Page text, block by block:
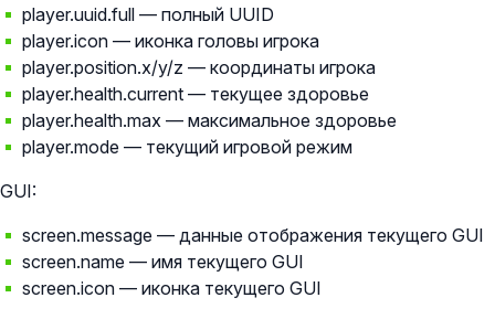
player.uuid.full — полный UUID
player.icon — иконка головы игрока
player.position.x/y/z — координаты игрока
player.health.current — текущее здоровье
player.health.max — максимальное здоровье
player.mode — текущий игровой режим
GUI:
screen.message — данные отображения текущего GUI
screen.name — имя текущего GUI
screen.icon — иконка текущего GUI